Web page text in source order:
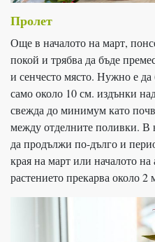
Пролет
Още в началото на март,
покой и трябва да бъде
и сенчесто място. Нужно е да
само около 10 см. издънки
свежда до минимум като
между отделните поливки.
да продължи по-дълго и
края на март или началото
растението прекарва около 2